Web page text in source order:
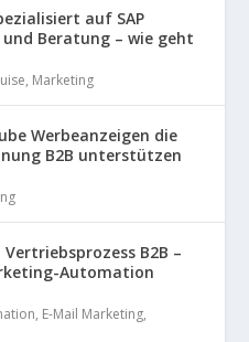
auf SAP
Beratung – wie geht
, Marketing
Werbeanzeigen die
B2B unterstützen
B2B –
Automation
, E-Mail Marketing,